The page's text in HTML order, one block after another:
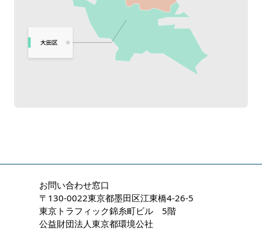
お問い合わせ窓口
〒130-0022東京都墨田区江東橋4-26-5
東京トラフィック錦糸町ビル 5階
公益財団法人東京都環境公社